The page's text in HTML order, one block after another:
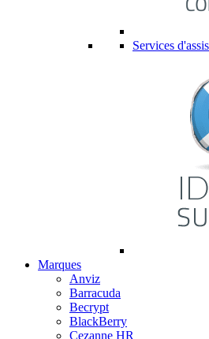
Services
Marques
Anviz
Barracuda
Becrypt
BlackBerry
Cezanne HR